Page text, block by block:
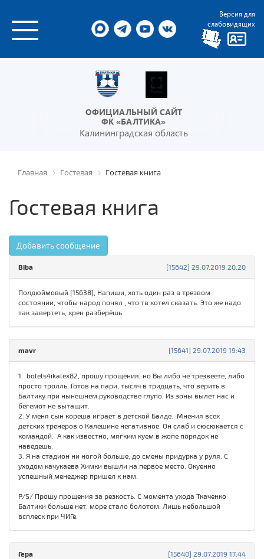
Версия для
слабовидящих
ОФИЦИАЛЬНЫЙ САЙТ
ФК «БАЛТИКА»
Калининградская область
Главная Гостевая Гостевая книга
Гостевая книга
Добавить сообщение
[15642] 29.07.2019 20:20
Biba
Полдюймовый [15638], Напиши, хоть один раз в трезвом
состоянии, чтобы народ понял , что тв хотел сказать. Это же надо
так завертеть, хрен разберёшь.
[15641] 29.07.2019 19:43
mavr
1. bolels4ikalex82, прошу прощения, но Вы либо не трезвеете, либо
просто тролль. Готов на пари, тысяч в тридцать, что верить в
Балтику при нынешнем руководстве глупо. Из зоны вылет нас и
бегемот не вытащит.
2. У меня сын кореша играет в детской Балде. Мнения всех
детских тренеров о Калешине негативное. Он слаб и сюсюкается с
командой. А как известно, мягким куем в жопе порядок не
наведешь.
3. Я на стадион ни ногой больше, до смены придурка у руля. С
уходом качукаева Химки вышли на первое место. Окуенно
успешный менеджер пришел к нам.
P/S/ Прошу прощения за резкость. С момента ухода Ткаченко
Балтики больше нет, море стало болотом. Лишь небольшой
всплеск при ЧИГе.
[15640] 29.07.2019 17:44
Гера